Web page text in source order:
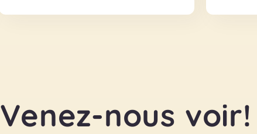
Venez-nous voir!